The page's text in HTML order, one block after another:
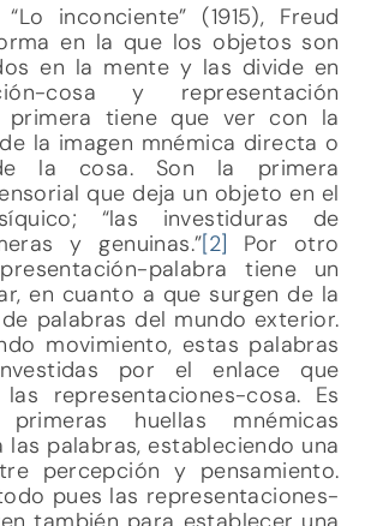
inconciente” (1915), Freud
en la que los objetos son
en la mente y las divide en
cosa y representación
primera tiene que ver con la
la imagen mnémica directa o
la cosa. Son la primera
que deja un objeto en el
“las investiduras de
y genuinas.”[2] Por otro
palabra tiene un
en cuanto a que surgen de la
palabras del mundo exterior.
movimiento, estas palabras
por el enlace que
representaciones-cosa. Es
huellas mnémicas
las palabras, estableciendo una
percepción y pensamiento.
pues las representaciones-